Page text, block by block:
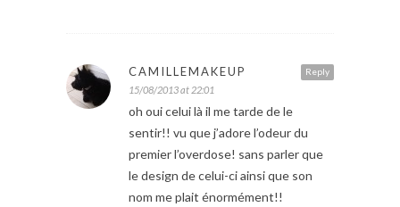
Reply
CAMILLEMAKEUP
15/08/2013 at 22:01
oh oui celui là il me tarde de le
sentir!! vu que j’adore l’odeur du
premier l’overdose! sans parler que
le design de celui-ci ainsi que son
nom me plait énormément!!